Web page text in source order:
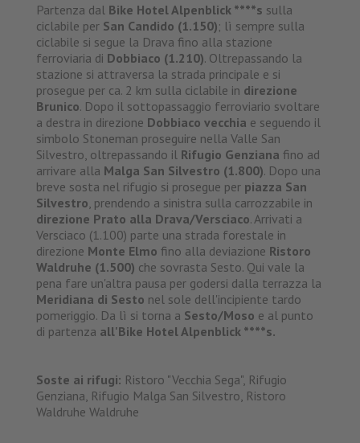
Partenza dal Bike Hotel Alpenblick ****s sulla
ciclabile per San Candido (1.150); lì sempre sulla
ciclabile si segue la Drava fino alla stazione
ferroviaria di Dobbiaco (1.210). Oltrepassando la
stazione si attraversa la strada principale e si
prosegue per ca. 2 km sulla ciclabile in direzione
Brunico. Dopo il sottopassaggio ferroviario svoltare
a destra in direzione Dobbiaco vecchia e seguendo il
simbolo Stoneman proseguire nella Valle San
Silvestro, oltrepassando il Rifugio Genziana fino ad
arrivare alla Malga San Silvestro (1.800). Dopo una
breve sosta nel rifugio si prosegue per piazza San
Silvestro , prendendo a sinistra sulla carrozzabile in
direzione Prato alla Drava/Versciaco. Arrivati a
Versciaco (1.100) parte una strada forestale in
direzione Monte Elmo fino alla deviazione Ristoro
Waldruhe (1.500) che sovrasta Sesto. Qui vale la
pena fare un'altra pausa per godersi dalla terrazza la
Meridiana di Sesto nel sole dell'incipiente tardo
pomeriggio. Da lì si torna a Sesto/Moso e al punto
di partenza all'Bike Hotel Alpenblick ****s.
Soste ai rifugi: Ristoro "Vecchia Sega", Rifugio
Genziana, Rifugio Malga San Silvestro, Ristoro
Waldruhe Waldruhe